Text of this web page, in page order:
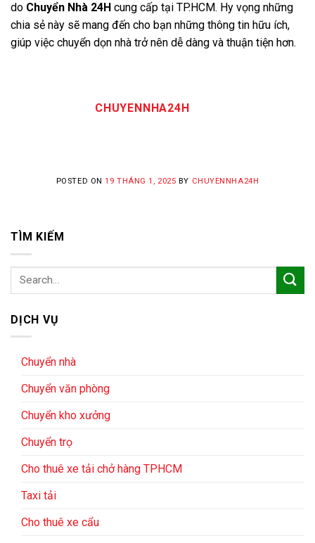
do Chuyển Nhà 24H cung cấp tại TP.HCM. Hy vọng những
chia sẻ này sẽ mang đến cho bạn những thông tin hữu ích,
giúp việc chuyển dọn nhà trở nên dễ dàng và thuận tiện hơn.
CHUYENNHA24H
POSTED ON19 THÁNG 1, 2025 BY CHUYENNHA24H
TÌM KIẾM
DỊCH VỤ
Chuyển nhà
Chuyển văn phòng
Chuyển kho xưởng
Chuyển trọ
Cho thuê xe tải chở hàng TPHCM
Taxi tải
Cho thuê xe cẩu